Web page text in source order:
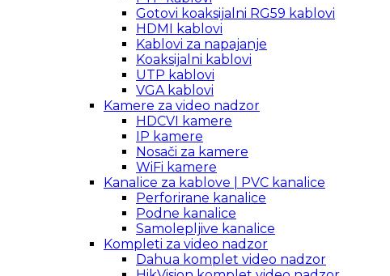
Gotovi koaksijalni RG59 kablovi
HDMI kablovi
Kablovi za napajanje
Koaksijalni kablovi
UTP kablovi
VGA kablovi
Kamere za video nadzor
HDCVI kamere
IP kamere
Nosači za kamere
WiFi kamere
Kanalice za kablove | PVC kanalice
Perforirane kanalice
Podne kanalice
Samolepljive kanalice
Kompleti za video nadzor
Dahua komplet video nadzor